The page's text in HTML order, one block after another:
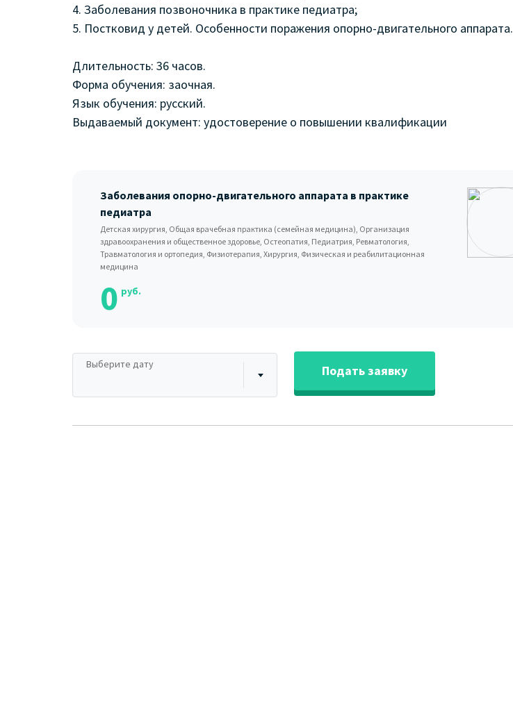
4. Заболевания позвоночника в практике педиатра;
5. Постковид у детей. Особенности поражения опорно-двигательного аппарата.
Длительность: 36 часов.
Форма обучения: заочная.
Язык обучения: русский.
Выдаваемый документ: удостоверение о повышении квалификации
Заболевания опорно-двигательного аппарата в практике
педиатра
Детская хирургия, Общая врачебная практика (семейная медицина), Организация
здравоохранения и общественное здоровье, Остеопатия, Педиатрия, Ревматология,
Травматология и ортопедия, Физиотерапия, Хирургия, Физическая и реабилитационная
медицина
0 руб.
Выберите дату Подать заявку